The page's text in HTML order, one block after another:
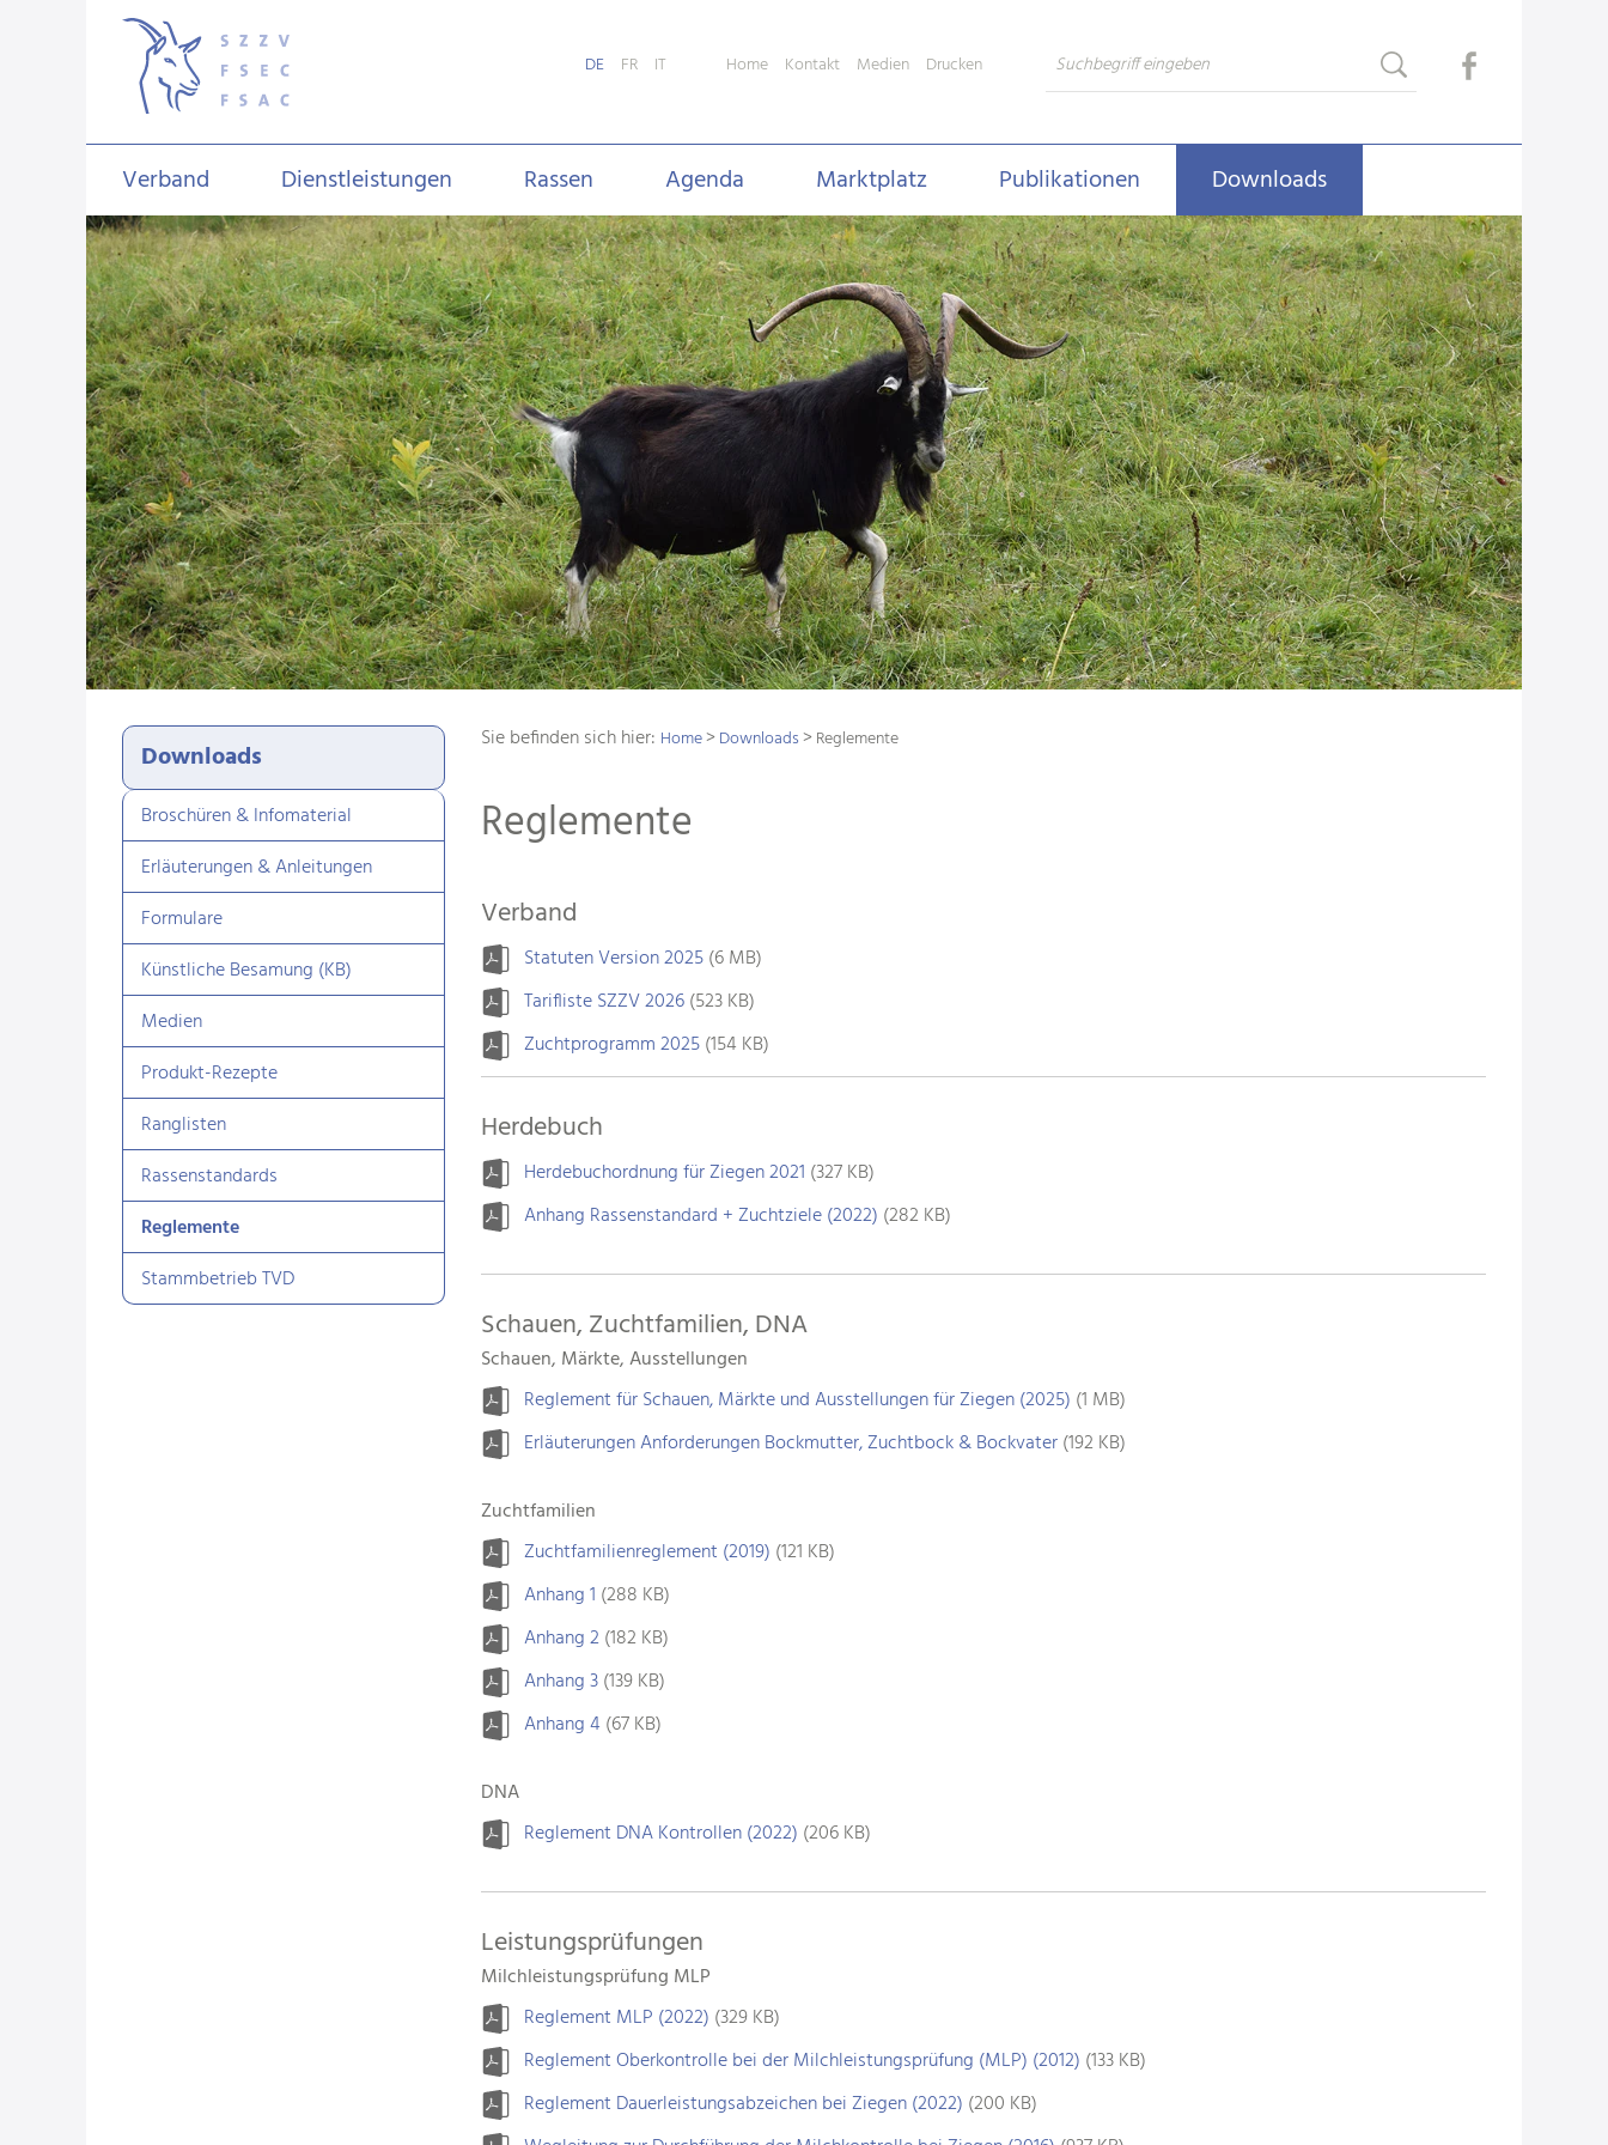
DE FR IT Home Kontakt Medien Drucken
Verband Dienstleistungen Rassen Agenda Marktplatz Publikationen Downloads
Downloads
Broschüren & Infomaterial
Erläuterungen & Anleitungen
Formulare
Künstliche Besamung (KB)
Medien
Produkt-Rezepte
Ranglisten
Rassenstandards
Reglemente
Stammbetrieb TVD
Sie befinden sich hier: Home>Downloads>Reglemente
Reglemente
Verband
Statuten Version 2025(6 MB)
Tarifliste SZZV 2026(523 KB)
Zuchtprogramm 2025(154 KB)
Herdebuch
Herdebuchordnung für Ziegen 2021 (327 KB)
Anhang Rassenstandard + Zuchtziele (2022) (282 KB)
Schauen, Zuchtfamilien, DNA
Schauen, Märkte, Ausstellungen
Reglement für Schauen, Märkte und Ausstellungen für Ziegen (2025) (1 MB)
Erläuterungen Anforderungen Bockmutter, Zuchtbock & Bockvater(192 KB)
Zuchtfamilien
Zuchtfamilienreglement (2019) (121 KB)
Anhang 1 (288 KB)
Anhang 2(182 KB)
Anhang 3(139 KB)
Anhang 4 (67 KB)
DNA
Reglement DNA Kontrollen (2022) (206 KB)
Leistungsprüfungen
Milchleistungsprüfung MLP
Reglement MLP (2022) (329 KB)
Reglement Oberkontrolle bei der Milchleistungsprüfung (MLP) (2012) (133 KB)
Reglement Dauerleistungsabzeichen bei Ziegen (2022) (200 KB)